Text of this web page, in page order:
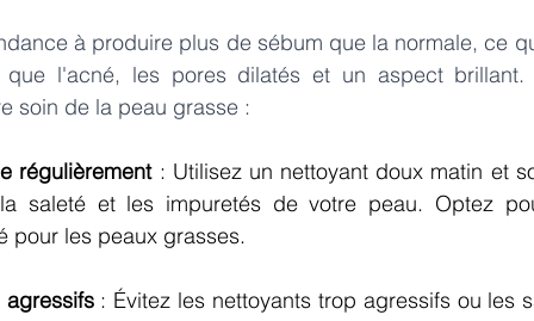
à produire plus de sébum que la normale, ce
l'acné, les pores dilatés et un aspect brillant.
soin de la peau grasse :
régulièrement : Utilisez un nettoyant doux matin et
saleté et les impuretés de votre peau. Optez
pour les peaux grasses.
agressifs : Évitez les nettoyants trop agressifs ou les